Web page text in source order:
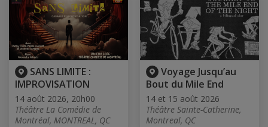
SANS LIMITE :
IMPROVISATION
14 août 2026, 20h00
Théâtre La Comédie de
Montréal, MONTREAL, QC
Voyage Jusqu’au
Bout du Mile End
14 et 15 août 2026
Théâtre Sainte-Catherine,
Montreal, QC